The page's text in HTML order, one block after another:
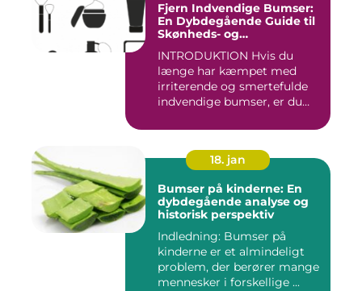
Fjern Indvendige Bumser:
En Dybdegående Guide til
Skønheds- og
INTRODUKTION Hvis du
længe har kæmpet med
irriterende og smertefulde
indvendige bumser, er du
18. jan
Bumser på kinderne: En
dybdegående analyse og
historisk perspektiv
Indledning: Bumser på
kinderne er et almindeligt
problem, der berører mange
mennesker i forskellige ...